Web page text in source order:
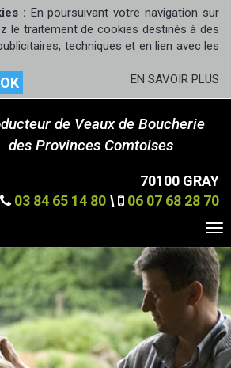
: En poursuivant votre navigation sur
le traitement de cookies destinés à des
techniques et en lien avec les
OK EN SAVOIR PLUS
de Veaux de Boucherie
des Provinces Comtoises
70100 GRAY
03 84 65 14 80 \ 06 07 68 28 70